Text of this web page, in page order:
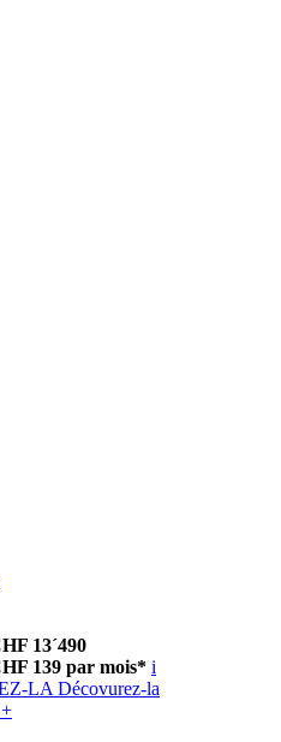
13´490
139 par mois* i
LA Décovurez-la